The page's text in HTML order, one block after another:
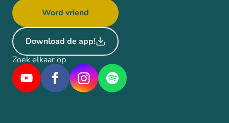
Word vriend
Download de app!
Zoek elkaar op